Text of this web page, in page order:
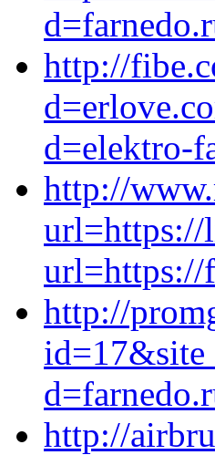
http://
d=elektro-
http://
url=https://
url=https://
http://
http://